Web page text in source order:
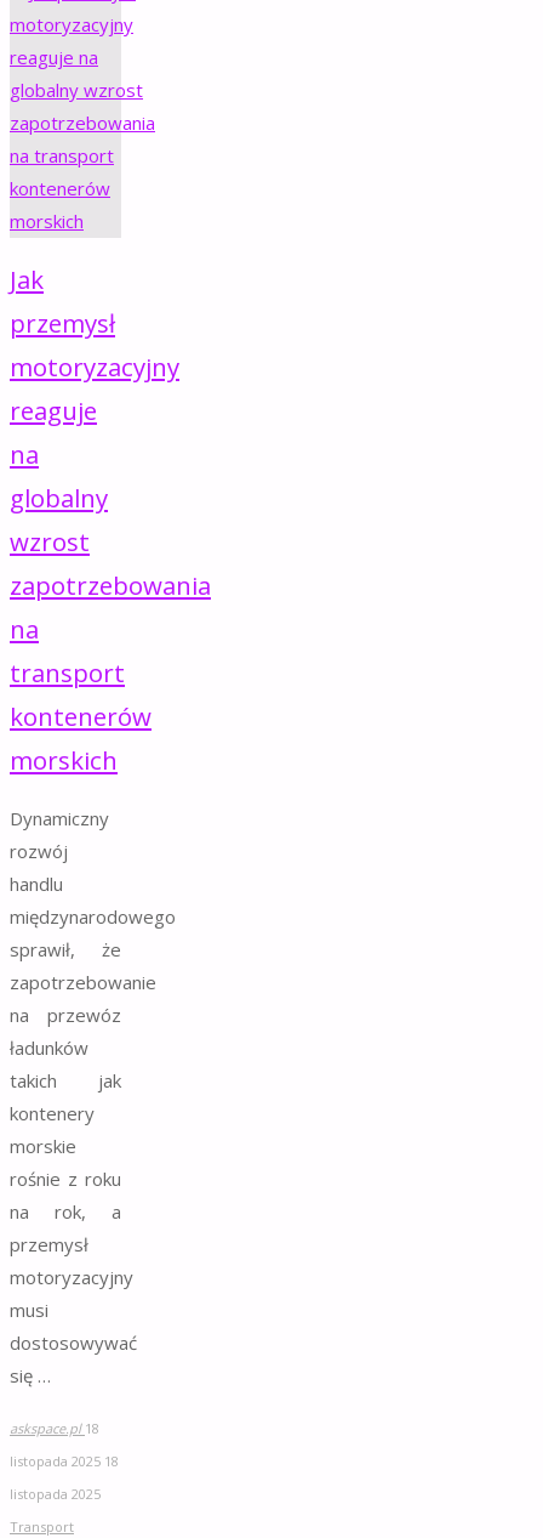
Jak
przemysł
motoryzacyjny
reaguje
na
globalny
wzrost
zapotrzebowania
na
transport
kontenerów
morskich
Dynamiczny
rozwój
handlu
międzynarodowego
sprawił, że
zapotrzebowanie
na przewóz
ładunków
takich jak
kontenery
morskie
rośnie z roku
na rok, a
przemysł
motoryzacyjny
musi
dostosowywać
się …
askspace.pl 18
listopada 2025 18
listopada 2025
Transport